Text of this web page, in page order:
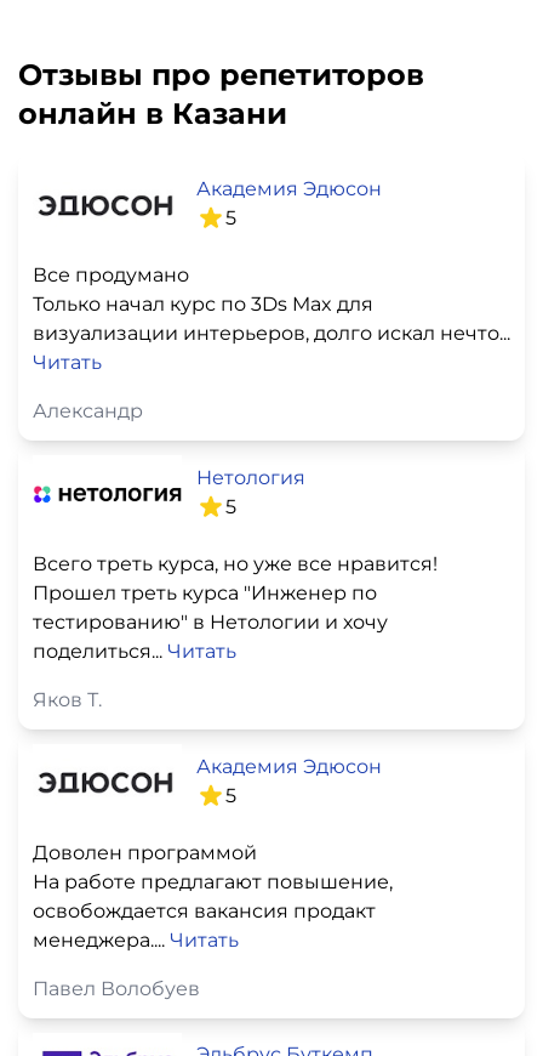
Отзывы про репетиторов
онлайн в Казани
Академия Эдюсон
5
Все продумано
Только начал курс по 3Ds Max для
визуализации интерьеров, долго искал нечто...
Читать
Александр
Нетология
5
Всего треть курса, но уже все нравится!
Прошел треть курса "Инженер по
тестированию" в Нетологии и хочу
поделиться... Читать
Яков Т.
Академия Эдюсон
5
Доволен программой
На работе предлагают повышение,
освобождается вакансия продакт
менеджера.... Читать
Павел Волобуев